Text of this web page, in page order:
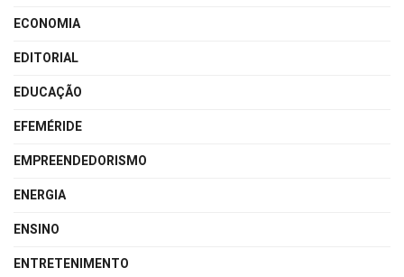
ECONOMIA
EDITORIAL
EDUCAÇÃO
EFEMÉRIDE
EMPREENDEDORISMO
ENERGIA
ENSINO
ENTRETENIMENTO